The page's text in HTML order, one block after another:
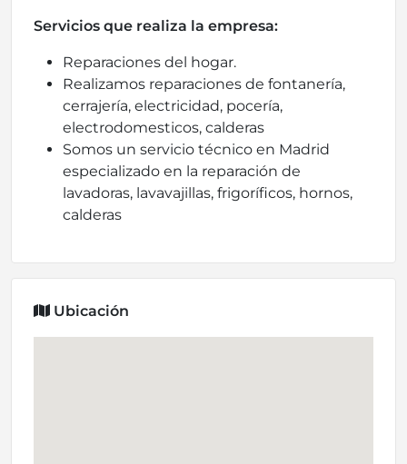
Servicios que realiza la empresa:
Reparaciones del hogar.
Realizamos reparaciones de fontanería,
cerrajería, electricidad, pocería,
electrodomesticos, calderas
Somos un servicio técnico en Madrid
especializado en la reparación de
lavadoras, lavavajillas, frigoríficos, hornos,
calderas
Ubicación